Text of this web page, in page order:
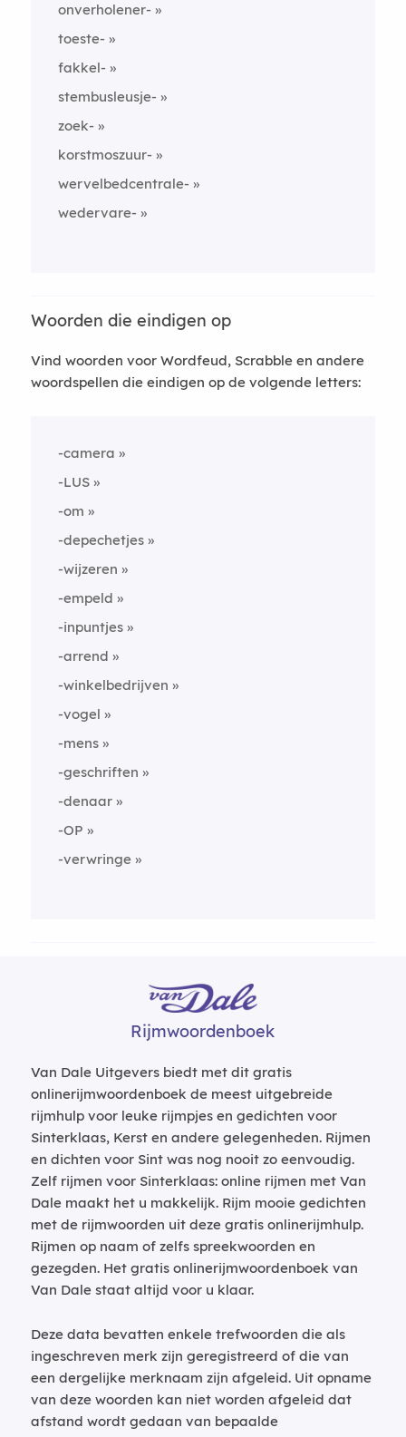
onverholener-
toeste-
fakkel-
stembusleusje-
zoek-
korstmoszuur-
wervelbedcentrale-
wedervare-
Woorden die eindigen op
Vind woorden voor Wordfeud, Scrabble en andere
woordspellen die eindigen op de volgende letters:
-camera
-LUS
-om
-depechetjes
-wijzeren
-empeld
-inpuntjes
-arrend
-winkelbedrijven
-vogel
-mens
-geschriften
-denaar
-OP
-verwringe
Rijmwoordenboek
Van Dale Uitgevers biedt met dit gratis
onlinerijmwoordenboek de meest uitgebreide
rijmhulp voor leuke rijmpjes en gedichten voor
Sinterklaas, Kerst en andere gelegenheden. Rijmen
en dichten voor Sint was nog nooit zo eenvoudig.
Zelf rijmen voor Sinterklaas: online rijmen met Van
Dale maakt het u makkelijk. Rijm mooie gedichten
met de rijmwoorden uit deze gratis onlinerijmhulp.
Rijmen op naam of zelfs spreekwoorden en
gezegden. Het gratis onlinerijmwoordenboek van
Van Dale staat altijd voor u klaar.
Deze data bevatten enkele trefwoorden die als
ingeschreven merk zijn geregistreerd of die van
een dergelijke merknaam zijn afgeleid. Uit opname
van deze woorden kan niet worden afgeleid dat
afstand wordt gedaan van bepaalde